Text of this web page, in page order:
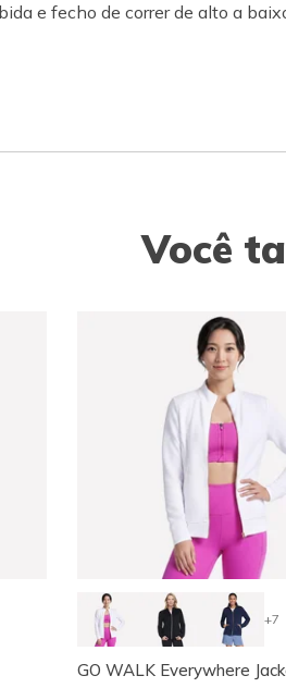
e fecho de correr de alto a
Você
+7
GO WALK Everywhere